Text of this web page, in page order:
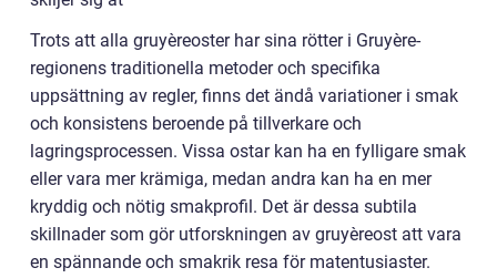
Trots att alla gruyèreoster har sina rötter i Gruyère-
regionens traditionella metoder och specifika
uppsättning av regler, finns det ändå variationer i smak
och konsistens beroende på tillverkare och
lagringsprocessen. Vissa ostar kan ha en fylligare smak
eller vara mer krämiga, medan andra kan ha en mer
kryddig och nötig smakprofil. Det är dessa subtila
skillnader som gör utforskningen av gruyèreost att vara
en spännande och smakrik resa för matentusiaster.